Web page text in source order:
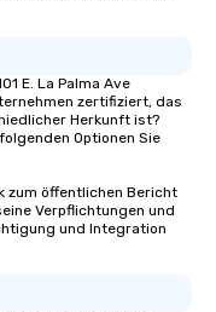
E. La Palma Ave
zertifiziert, das
Herkunft ist?
Optionen Sie
zum öffentlichen Bericht
Verpflichtungen und
und Integration